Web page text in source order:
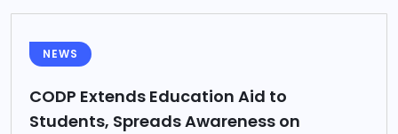
NEWS
CODP Extends Education Aid to
Students, Spreads Awareness on